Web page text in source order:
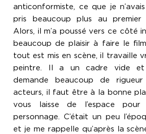
anticonformiste, ce que je
pris beaucoup plus au premier
Alors, il m’a poussé vers ce côté
beaucoup de plaisir à faire le
tout est mis en scène, il travaille
peintre. Il a un cadre vide et
demande beaucoup de
acteurs, il faut être à la bonne
vous laisse de l’espace pour
personnage. C’était un peu
et je me rappelle qu’après la